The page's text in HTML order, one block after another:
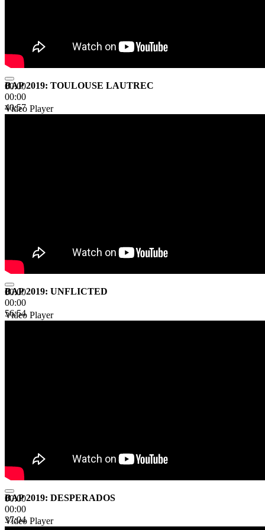
00:00
00:00
40:57
BAP 2019: TOULOUSE LAUTREC
Video Player
00:00
00:00
56:54
BAP 2019: UNFLICTED
Video Player
00:00
00:00
37:04
BAP 2019: DESPERADOS
Video Player